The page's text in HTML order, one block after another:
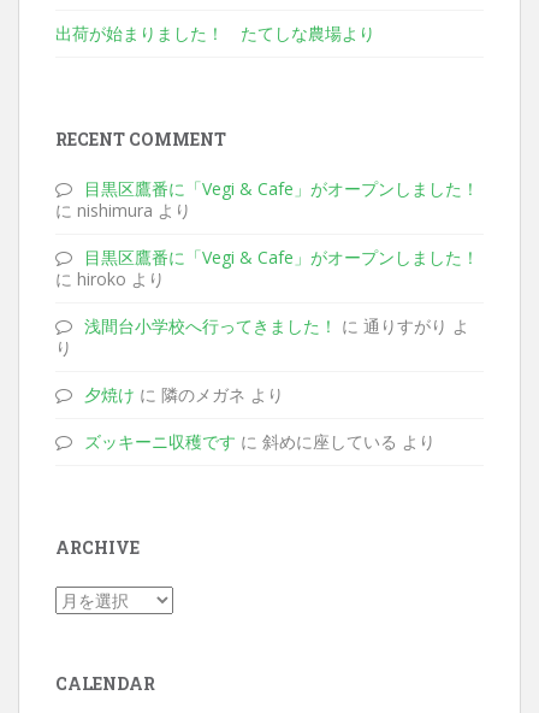
出荷が始まりました！ たてしな農場より
RECENT COMMENT
目黒区鷹番に「Vegi & Cafe」がオープンしました！
に nishimura より
目黒区鷹番に「Vegi & Cafe」がオープンしました！
に hiroko より
浅間台小学校へ行ってきました！ に 通りすがり よ
り
夕焼け に 隣のメガネ より
ズッキーニ収穫です に 斜めに座している より
ARCHIVE
CALENDAR